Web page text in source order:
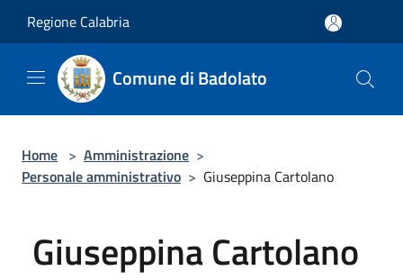
Regione Calabria
Comune di Badolato
Home > Amministrazione >
Personale amministrativo > Giuseppina Cartolano
Giuseppina Cartolano